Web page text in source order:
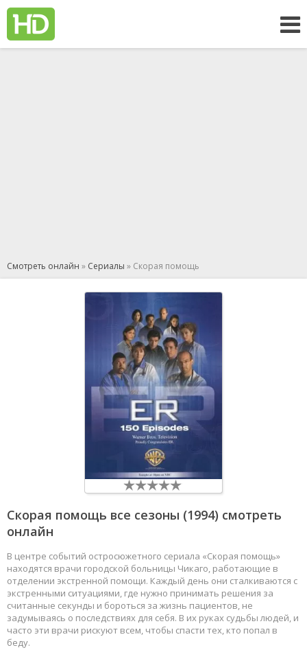
Смотреть онлайн » Сериалы » Скорая помощь
Скорая помощь все сезоны (1994) смотреть
онлайн
В центре событий остросюжетного сериала «Скорая помощь»
находятся врачи городской больницы Чикаго, работающие в
отделении экстренной помощи. Каждый день они сталкиваются с
экстренными ситуациями, где нужно принимать решения за
считанные секунды и бороться за жизнь пациентов, не
задумываясь о последствиях для себя. В их руках судьбы людей, и
часто эти врачи рискуют всем, чтобы спасти тех, кто попал в
беду.